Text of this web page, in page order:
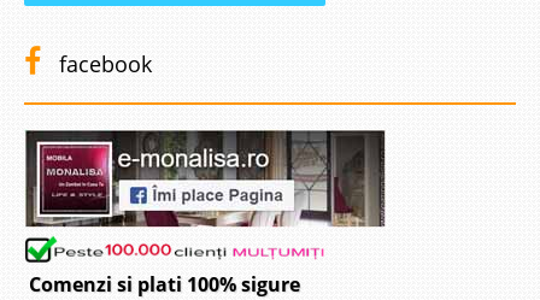
facebook
Comenzi si plati 100% sigure